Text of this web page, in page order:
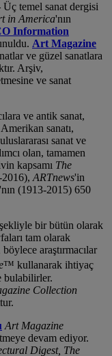
Üç temel sanat dergisi
in America'nın
Information
Art Magazine
ve güzel sanatlara
Arşiv,
ve sanat
ve antik sanat,
sanatı,
sanat ve
olan, tamamen
kapsamı The
2016), ARTnews'in
'nın (1913-2015) 650
bir bütün olarak
tam olarak
araştırmacılar
™ kullanarak ihtiyaç
bulabilirler.
Collection
Art Magazine
devam ediyor.
Digest, The